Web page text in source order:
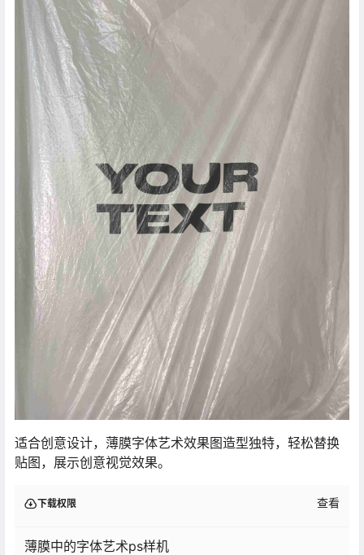
适合创意设计，薄膜字体艺术效果图造型独特，轻松替换
贴图，展示创意视觉效果。
下载权限 查看
薄膜中的字体艺术ps样机